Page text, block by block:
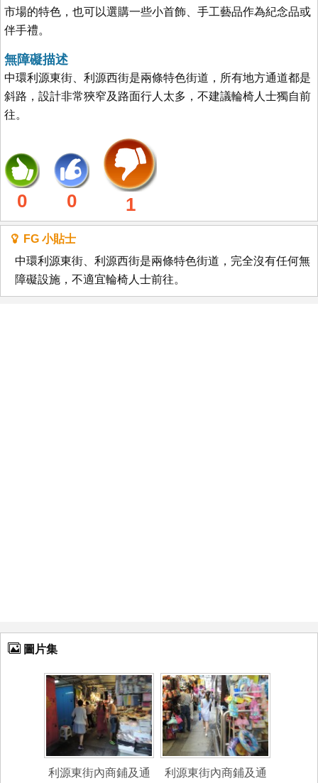
市場的特色，也可以選購一些小首飾、手工藝品作為紀念品或
伴手禮。
無障礙描述
中環利源東街、利源西街是兩條特色街道，所有地方通道都是
斜路，設計非常狹窄及路面行人太多，不建議輪椅人士獨自前
往。
0 0 1
FG 小貼士
中環利源東街、利源西街是兩條特色街道，完全沒有任何無
障礙設施，不適宜輪椅人士前往。
圖片集
利源東街內商鋪及通 利源東街內商鋪及通